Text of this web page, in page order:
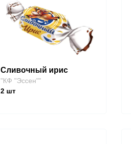
Сливочный ирис
"КФ "Эссен""
2 шт